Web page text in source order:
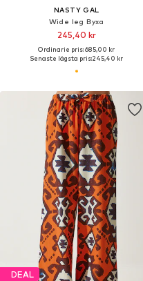
NASTY GAL
Wide leg Byxa
245,40 kr
Ordinarie pris: 685,00 kr
Senaste lägsta pris:245,40 kr
DEAL